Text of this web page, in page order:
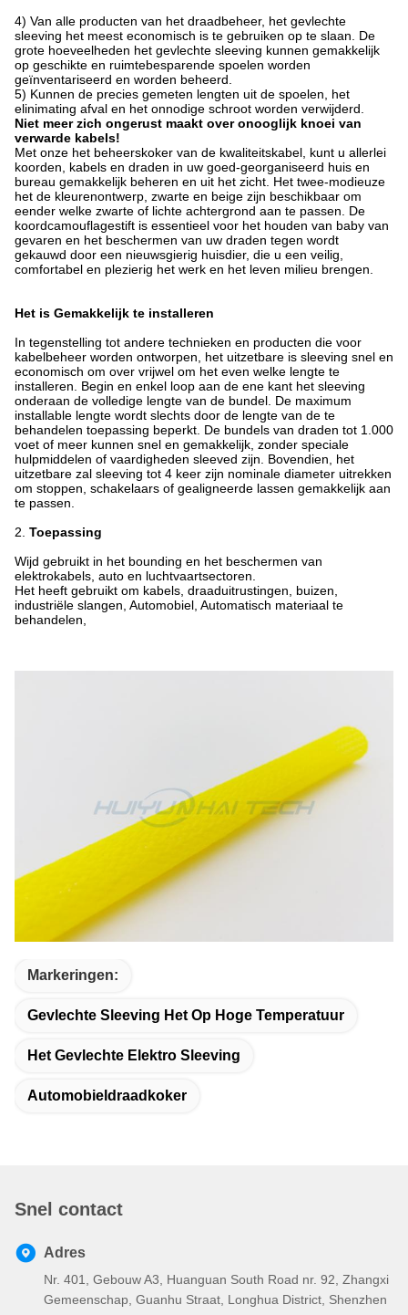
4) Van alle producten van het draadbeheer, het gevlechte
sleeving het meest economisch is te gebruiken op te slaan. De
grote hoeveelheden het gevlechte sleeving kunnen gemakkelijk
op geschikte en ruimtebesparende spoelen worden
geïnventariseerd en worden beheerd.
5) Kunnen de precies gemeten lengten uit de spoelen, het
elinimating afval en het onnodige schroot worden verwijderd.
Niet meer zich ongerust maakt over onooglijk knoei van
verwarde kabels!
Met onze het beheerskoker van de kwaliteitskabel, kunt u allerlei
koorden, kabels en draden in uw goed-georganiseerd huis en
bureau gemakkelijk beheren en uit het zicht. Het twee-modieuze
het de kleurenontwerp, zwarte en beige zijn beschikbaar om
eender welke zwarte of lichte achtergrond aan te passen. De
koordcamouflagestift is essentieel voor het houden van baby van
gevaren en het beschermen van uw draden tegen wordt
gekauwd door een nieuwsgierig huisdier, die u een veilig,
comfortabel en plezierig het werk en het leven milieu brengen.
Het is Gemakkelijk te installeren
In tegenstelling tot andere technieken en producten die voor
kabelbeheer worden ontworpen, het uitzetbare is sleeving snel en
economisch om over vrijwel om het even welke lengte te
installeren. Begin en enkel loop aan de ene kant het sleeving
onderaan de volledige lengte van de bundel. De maximum
installable lengte wordt slechts door de lengte van de te
behandelen toepassing beperkt. De bundels van draden tot 1.000
voet of meer kunnen snel en gemakkelijk, zonder speciale
hulpmiddelen of vaardigheden sleeved zijn. Bovendien, het
uitzetbare zal sleeving tot 4 keer zijn nominale diameter uitrekken
om stoppen, schakelaars of gealigneerde lassen gemakkelijk aan
te passen.
2. Toepassing
Wijd gebruikt in het bounding en het beschermen van
elektrokabels, auto en luchtvaartsectoren.
Het heeft gebruikt om kabels, draaduitrustingen, buizen,
industriële slangen, Automobiel, Automatisch materiaal te
behandelen,
Markeringen:
Gevlechte Sleeving Het Op Hoge Temperatuur
Het Gevlechte Elektro Sleeving
Automobieldraadkoker
Snel contact
Adres
Nr. 401, Gebouw A3, Huanguan South Road nr. 92, Zhangxi
Gemeenschap, Guanhu Straat, Longhua District, Shenzhen